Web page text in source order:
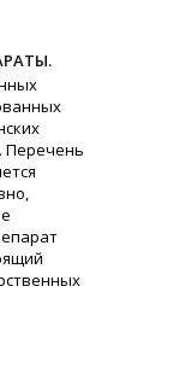
Перечень